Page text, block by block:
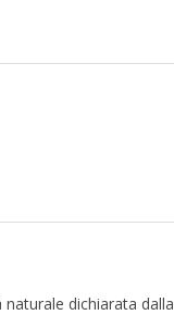
dichiarata dalla